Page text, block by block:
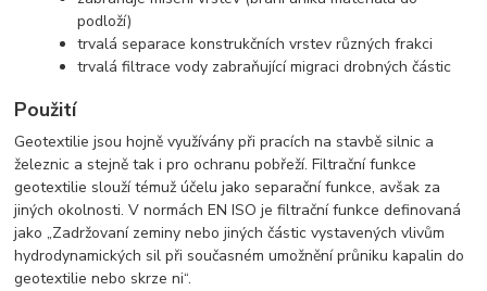
podloží)
trvalá separace konstrukčních vrstev různých frakci
trvalá filtrace vody zabraňující migraci drobných částic
Použití
Geotextilie jsou hojně využívány při pracích na stavbě silnic a
železnic a stejně tak i pro ochranu pobřeží. Filtrační funkce
geotextilie slouží témuž účelu jako separační funkce, avšak za
jiných okolnosti. V normách EN ISO je filtrační funkce definovaná
jako „Zadržovaní zeminy nebo jiných částic vystavených vlivům
hydrodynamických sil při současném umožnění průniku kapalin do
geotextilie nebo skrze ni“.